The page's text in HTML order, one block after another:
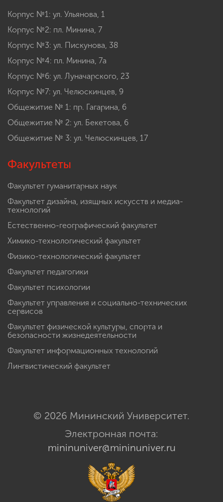
Корпус №1: ул. Ульянова, 1
Корпус №2: пл. Минина, 7
Корпус №3: ул. Пискунова, 38
Корпус №4: пл. Минина, 7а
Корпус №6: ул. Луначарского, 23
Корпус №7: ул. Челюскинцев, 9
Общежитие № 1: пр. Гагарина, 6
Общежитие № 2: ул. Бекетова, 6
Общежитие № 3: ул. Челюскинцев, 17
Факультеты
Факультет гуманитарных наук
Факультет дизайна, изящных искусств и медиа-
технологий
Естественно-географический факультет
Химико-технологический факультет
Физико-технологический факультет
Факультет педагогики
Факультет психологии
Факультет управления и социально-технических
сервисов
Факультет физической культуры, спорта и
безопасности жизнедеятельности
Факультет информационных технологий
Лингвистический факультет
© 2026 Мининский Университет.
Электронная почта:
mininuniver@mininuniver.ru